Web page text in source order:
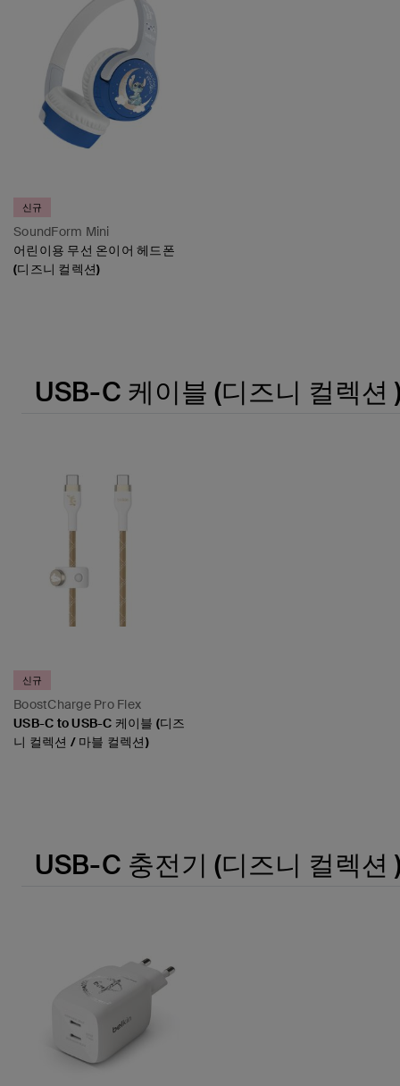
SoundForm Mini
신규
어린이용 무선 온이어 헤드폰
(디즈니 컬렉션)
USB-C 케이블 (디즈니 컬렉션
BoostCharge Pro Flex
신규
USB-C to USB-C 케이블 (디즈
니 컬렉션 / 마블 컬렉션)
USB-C 충전기 (디즈니 컬렉션